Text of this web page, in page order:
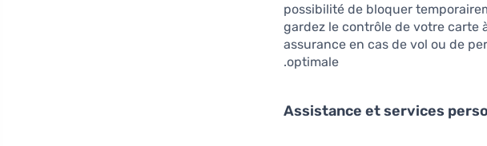
possibilité de bloquer
gardez le contrôle de votre carte
assurance en cas de vol ou de
optimale.